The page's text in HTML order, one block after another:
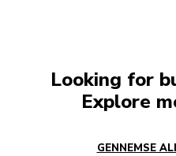
Looking for
Explore
GENNEMSE